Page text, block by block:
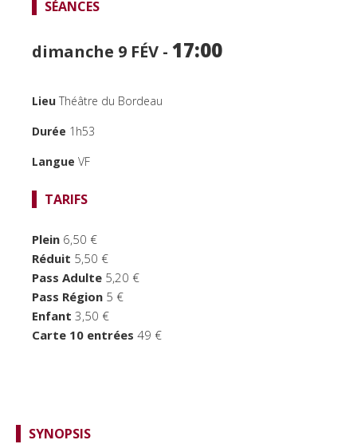
FOCUS CINÉMA
TEMPS FORTS
SÉANCES
dimanche 9 FÉV - 17:00
Lieu Théâtre du Bordeau
Durée 1h53
Langue VF
TARIFS
Plein 6,50 €
Réduit 5,50 €
Pass Adulte 5,20 €
Pass Région 5 €
Enfant 3,50 €
Carte 10 entrées 49 €
SYNOPSIS